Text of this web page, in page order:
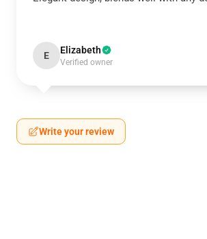
E Elizabeth
Verified owner
Write your review